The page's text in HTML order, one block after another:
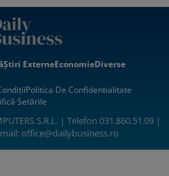
Știri ExterneEconomieDiverse
Politica De Confidentialitate
Setările
S.R.L. | Telefon 031.860.51.09 |
office@dailybusiness.ro